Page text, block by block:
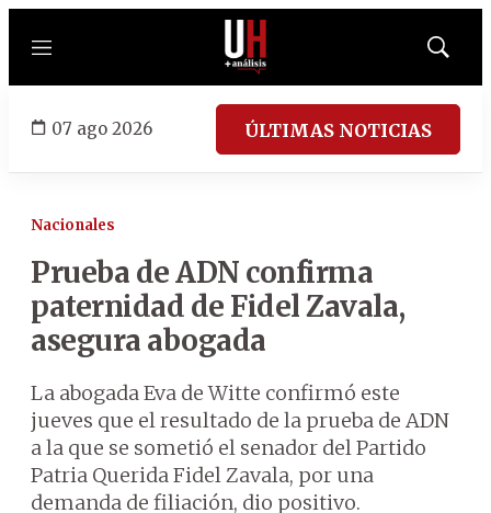
Menú
Mostrar
07 ago 2026 ÚLTIMAS NOTICIAS
Nacionales
Prueba de ADN confirma
paternidad de Fidel Zavala,
asegura abogada
La abogada Eva de Witte confirmó este
jueves que el resultado de la prueba de ADN
a la que se sometió el senador del Partido
Patria Querida Fidel Zavala, por una
demanda de filiación, dio positivo.